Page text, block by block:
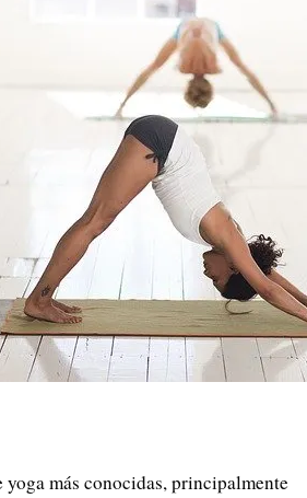
yoga más conocidas, principalmente